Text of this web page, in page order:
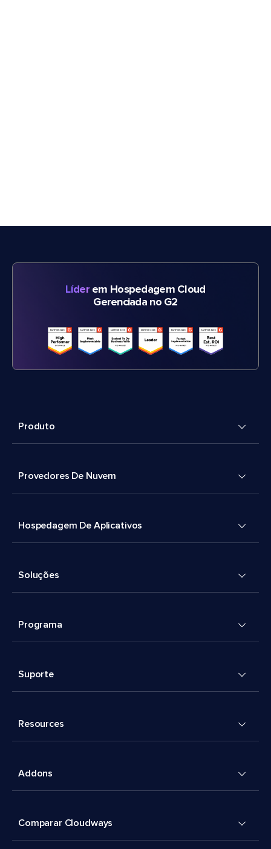
Líderem Hospedagem Cloud
Gerenciada no G2
Produto
Provedores De Nuvem
Hospedagem De Aplicativos
Soluções
Programa
Suporte
Resources
Addons
Comparar Cloudways